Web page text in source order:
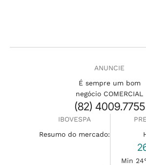
ANUNCIE
É sempre um bom
negócio COMERCIAL
(82) 4009.7755
IBOVESPA
Resumo do mercado:
Min